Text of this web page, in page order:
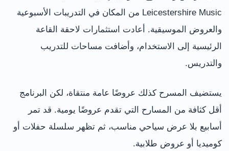
Leicestershire Music من المكان في التدريبات الأسبوعية
والعروض الموسيقية. أعادت استثمارات لاحقة القاعة
الرئيسية إلى الاستخدام، وأضافت مساحات للتدريب
والتدريس.
يستضيف المسرح كذلك عروضًا عامة منتقاة، لكن البرنامج
أقل كثافة من المسارح التي تقدم عروضًا يومية. قد تمر
أسابيع بلا عرض سياحي مناسب، ثم تظهر سلسلة حفلات أو
كوميديا أو عروض طلابية.